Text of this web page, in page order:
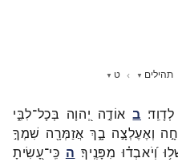
תהילים ט
לְדָוִֽד׃ ב אוֹדֶ֣ה יְ֭הוָה בְּכָל־לִבִּ֑י
וְאֶעֶלְצָ֣ה בָ֑ךְ אֲזַמְּרָ֖ה שִׁמְךָ֣
וְ֝יֹאבְד֗וּ מִפָּנֶֽיךָ׃ ה כִּֽי־עָ֭שִׂיתָ